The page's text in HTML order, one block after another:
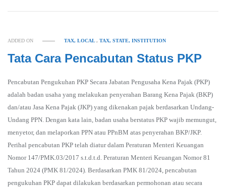
ADDED ON TAX, LOCAL,TAX, STATE, INSTITUTION
Tata Cara Pencabutan Status PKP
Pencabutan Pengukuhan PKP Secara Jabatan Pengusaha Kena Pajak (PKP)
adalah badan usaha yang melakukan penyerahan Barang Kena Pajak (BKP)
dan/atau Jasa Kena Pajak (JKP) yang dikenakan pajak berdasarkan Undang-
Undang PPN. Dengan kata lain, badan usaha berstatus PKP wajib memungut,
menyetor, dan melaporkan PPN atau PPnBM atas penyerahan BKP/JKP.
Perihal pencabutan PKP telah diatur dalam Peraturan Menteri Keuangan
Nomor 147/PMK.03/2017 s.t.d.t.d. Peraturan Menteri Keuangan Nomor 81
Tahun 2024 (PMK 81/2024). Berdasarkan PMK 81/2024, pencabutan
pengukuhan PKP dapat dilakukan berdasarkan permohonan atau secara